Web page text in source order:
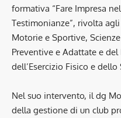
formativa “Fare Impresa
Testimonianze”, rivolta
Motorie e Sportive,
Preventive e Adattate e
dell’Esercizio Fisico e dello
Nel suo intervento, il dg
della gestione di un club